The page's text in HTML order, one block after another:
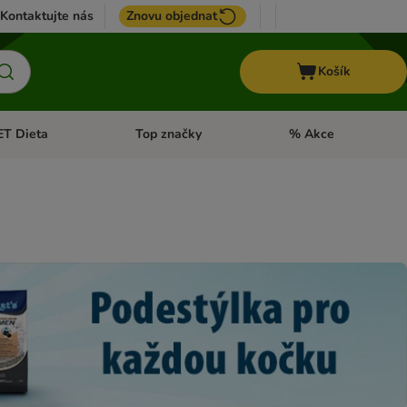
Kontaktujte nás Znovu objednat
Košík
menu: Koně
Dieta Otevřít menu: + VET Dieta
Top značky Otevřít menu: Top
% Akce